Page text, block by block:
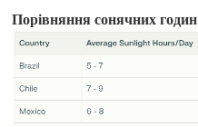
Порівняння сонячних годин